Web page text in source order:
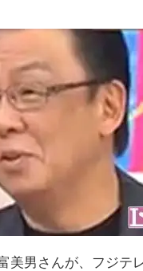
美男さんが、フジテ